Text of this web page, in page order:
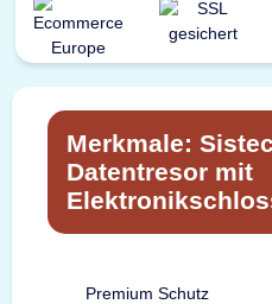
Merkmale:
Datentresor mit
Premium Schutz